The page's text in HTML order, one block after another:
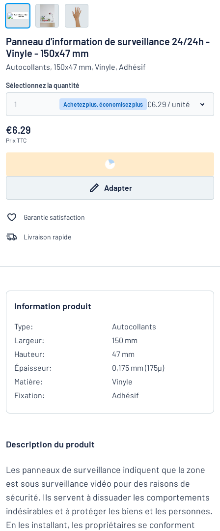
parvenez pas à trouver ce que vous cherchez ?
travail
Montrer toutes les catégories
Demande
devis
Se
connecter
Service
clients
Entreprise
Panneau d'information de surveillance 24/24h -
Vinyle - 150x47 mm
Autocollants, 150x47 mm, Vinyle, Adhésif
Sélectionnez la quantité
1 Achetez plus, économisez plus €6.29 / unité
€6.29
PrixTTC
Adapter
Garantie satisfaction
Livraison rapide
Information produit
Type:
Autocollants
Largeur:
150 mm
Hauteur:
47 mm
Épaisseur:
0,175 mm (175µ)
Matière:
Vinyle
Fixation:
Adhésif
Description du produit
Les panneaux de surveillance indiquent que la zone
est sous surveillance vidéo pour des raisons de
sécurité. Ils servent à dissuader les comportements
indésirables et à protéger les biens et les personnes.
En les installant, les propriétaires se conforment